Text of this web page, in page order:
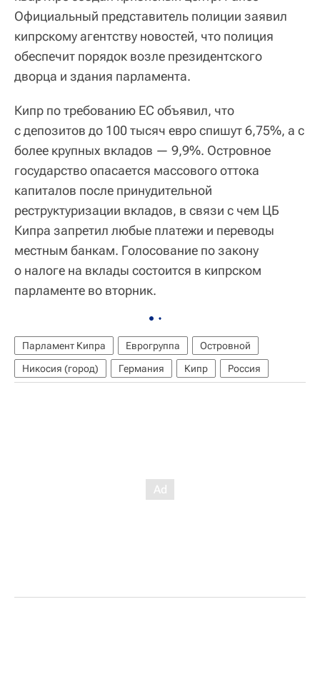
Официальный представитель полиции заявил
кипрскому агентству новостей, что полиция
обеспечит порядок возле президентского
дворца и здания парламента.
Кипр по требованию ЕС объявил, что
с депозитов до 100 тысяч евро спишут 6,75%, а с
более крупных вкладов — 9,9%. Островное
государство опасается массового оттока
капиталов после принудительной
реструктуризации вкладов, в связи с чем ЦБ
Кипра запретил любые платежи и переводы
местным банкам. Голосование по закону
о налоге на вклады состоится в кипрском
парламенте во вторник.
Парламент Кипра Еврогруппа
Островной
Никосия (город)
Германия Кипр Россия